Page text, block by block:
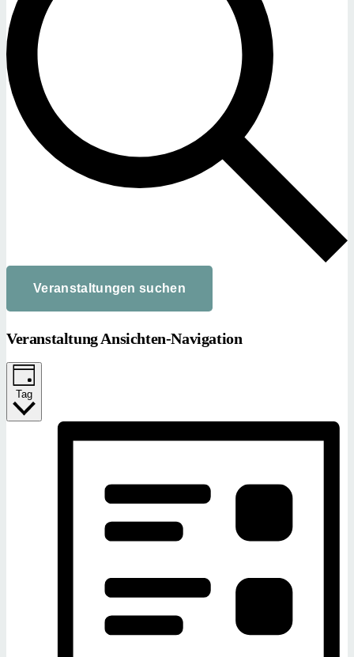
Veranstaltungen suchen
Veranstaltung Ansichten-Navigation
Tag